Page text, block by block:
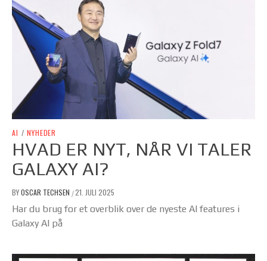
AI / NYHEDER
HVAD ER NYT, NÅR VI TALER
GALAXY AI?
BYOSCAR TECHSEN /21. JULI 2025
Har du brug for et overblik over de nyeste AI features i
Galaxy AI på